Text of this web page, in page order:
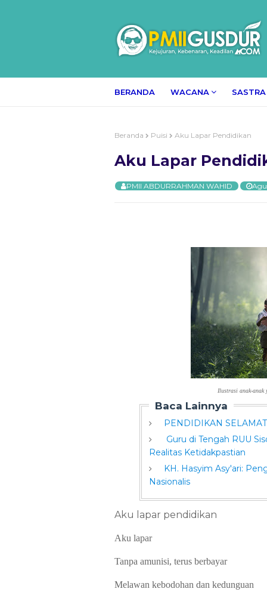
BERANDA WACANA SASTRA
Beranda Puisi Aku Lapar Pendidikan
Aku Lapar
PMII ABDURRAHMAN WAHID
Ilustrasi anak-anak
Baca Lainnya
PENDIDIKAN
Guru di Tengah RUU
Realitas Ketidakpastian
KH. Hasyim Asy'ari:
Nasionalis
Aku lapar pendidikan
Aku lapar
Tanpa amunisi, terus berbayar
Melawan kebodohan dan kedunguan